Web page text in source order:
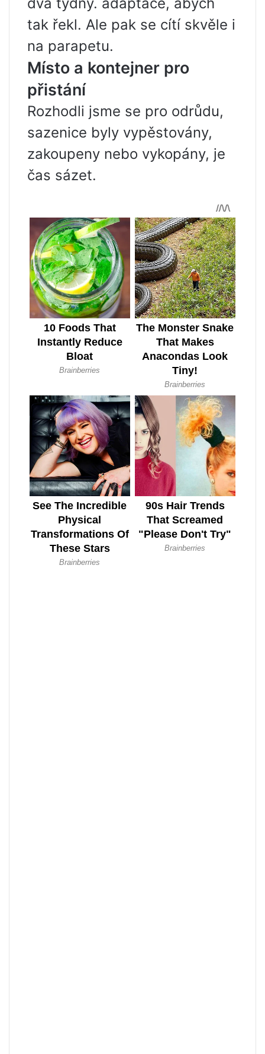
tak řekl. Ale pak se cítí skvěle i
na parapetu.
Místo a kontejner pro
přistání
Rozhodli jsme se pro odrůdu,
sazenice byly vypěstovány,
zakoupeny nebo vykopány, je
čas sázet.